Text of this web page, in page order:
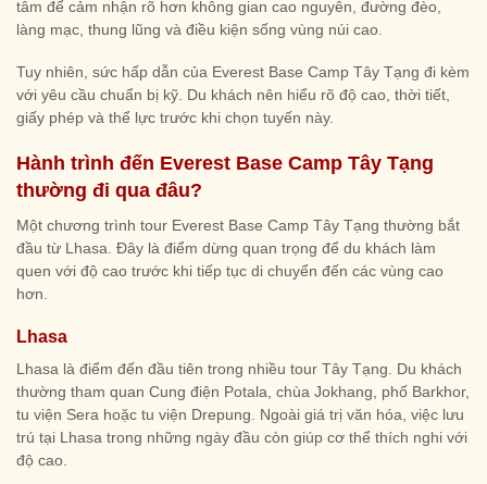
tâm để cảm nhận rõ hơn không gian cao nguyên, đường đèo,
làng mạc, thung lũng và điều kiện sống vùng núi cao.
Tuy nhiên, sức hấp dẫn của Everest Base Camp Tây Tạng đi kèm
với yêu cầu chuẩn bị kỹ. Du khách nên hiểu rõ độ cao, thời tiết,
giấy phép và thể lực trước khi chọn tuyến này.
Hành trình đến Everest Base Camp Tây Tạng
thường đi qua đâu?
Một chương trình tour Everest Base Camp Tây Tạng thường bắt
đầu từ Lhasa. Đây là điểm dừng quan trọng để du khách làm
quen với độ cao trước khi tiếp tục di chuyển đến các vùng cao
hơn.
Lhasa
Lhasa là điểm đến đầu tiên trong nhiều tour Tây Tạng. Du khách
thường tham quan Cung điện Potala, chùa Jokhang, phố Barkhor,
tu viện Sera hoặc tu viện Drepung. Ngoài giá trị văn hóa, việc lưu
trú tại Lhasa trong những ngày đầu còn giúp cơ thể thích nghi với
độ cao.